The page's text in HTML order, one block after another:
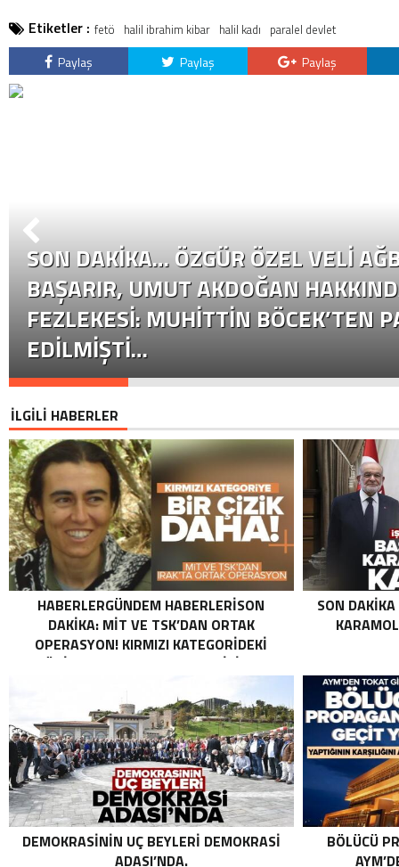
Etiketler : fetö halil ibrahim kibar halil kadı paralel devlet
Paylaş Paylaş Paylaş
SON DAKİKA… ÖZGÜR ÖZEL VELI
BAŞARIR, UMUT AKDOĞAN
FEZLEKESI: MUHITTIN BÖCEK’TEN
EDILMIŞTI…
İLGİLİ HABERLER
HABERLERGÜNDEM HABERLERISON
DAKIKA: MİT VE TSK’DAN ORTAK
OPERASYON! KIRMIZI KATEGORIDEKI
TERÖRIST NAZLI TAŞPINAR ETKISIZ HALE
ORTAK OPERASYON! KIRMIZI
KATEGORIDEKI TERÖRIST NAZLI
TAŞPINAR ETKISIZ HALE GETIRILDI .
SON
DEMOKRASININ UÇ BEYLERI DEMOKRASI
ADASI’NDA.
BÖLÜCÜ